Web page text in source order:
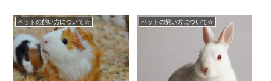
でしょうか？えっ？猫ってスト
レス感じない生き物じ...
ペットの飼い方について☆ ペットの飼い方について☆